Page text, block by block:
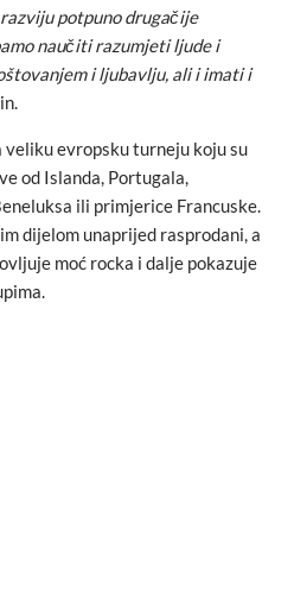
potpuno drugačije
naučiti razumjeti ljude i
i ljubavlju, ali i imati i
veliku evropsku turneju koju su
od Islanda, Portugala,
ili primjerice Francuske.
dijelom unaprijed rasprodani, a
moć rocka i dalje pokazuje